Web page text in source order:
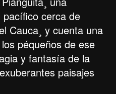
pacífico cerca de
Cauca¸ y cuenta una
péqueños de ese
y fantasía de la
paisajes